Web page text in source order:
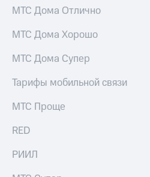
МТС Дома Отлично
МТС Дома Хорошо
МТС Дома Супер
Тарифы мобильной связи
МТС Проще
RED
РИИЛ